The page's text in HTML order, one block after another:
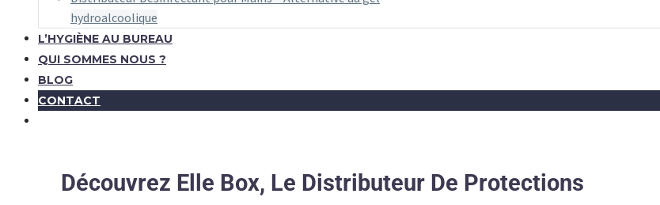
hydroalcoolique
L’HYGIÈNE AU BUREAU
QUI SOMMES NOUS ?
BLOG
CONTACT
Découvrez Elle Box, Le Distributeur De Protections